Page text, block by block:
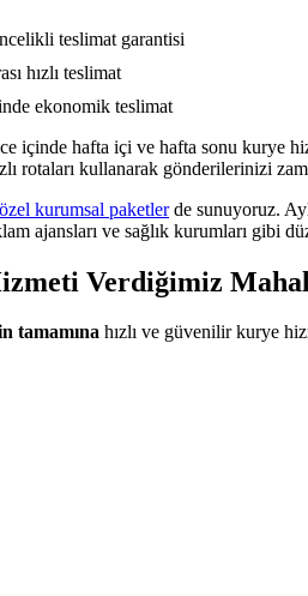
teslimat garantisi
hızlı teslimat
ekonomik teslimat
içinde hafta içi ve hafta sonu kurye
rotaları kullanarak gönderilerinizi
özel kurumsal paketlerde sunuyoruz.
ajansları ve sağlık kurumları gibi
Verdiğimiz
tamamına hızlı ve güvenilir kurye